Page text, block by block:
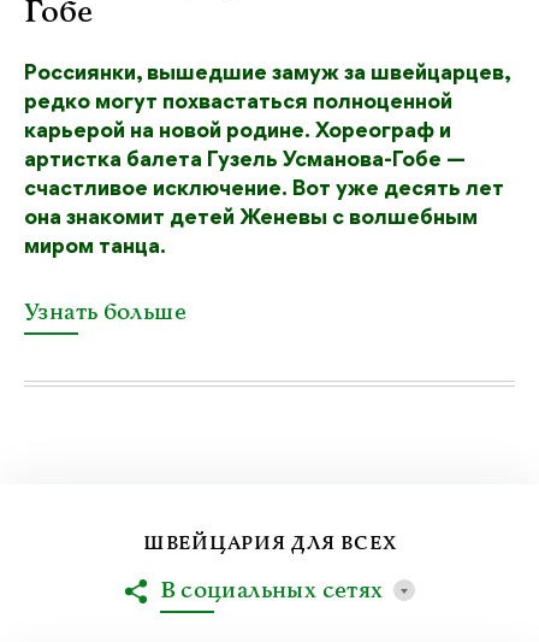
Гобе
Россиянки, вышедшие замуж за швейцарцев,
редко могут похвастаться полноценной
карьерой на новой родине. Хореограф и
артистка балета Гузель Усманова-Гобе —
счастливое исключение. Вот уже десять лет
она знакомит детей Женевы с волшебным
миром танца.
Узнать больше
ШВЕЙЦАРИЯ ДЛЯ ВСЕХ
В социальных сетях